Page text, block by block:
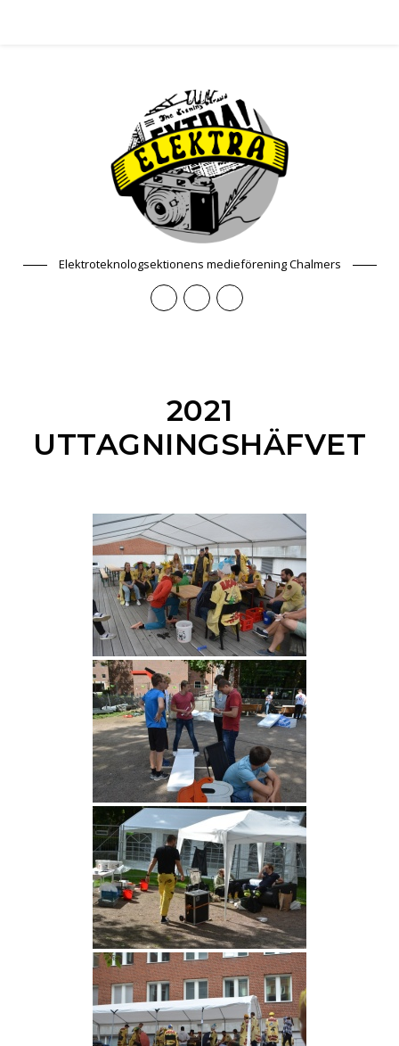
Elektroteknologsektionens medieförening Chalmers
2021
UTTAGNINGSHÄFVET